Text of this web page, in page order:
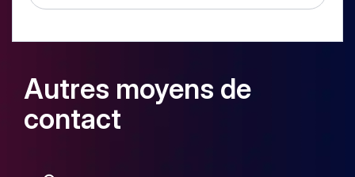
Autres moyens de
contact